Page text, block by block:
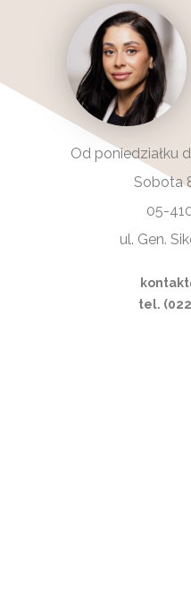
Od poniedziałku
Sobota
05-
ul. Gen.
tel.